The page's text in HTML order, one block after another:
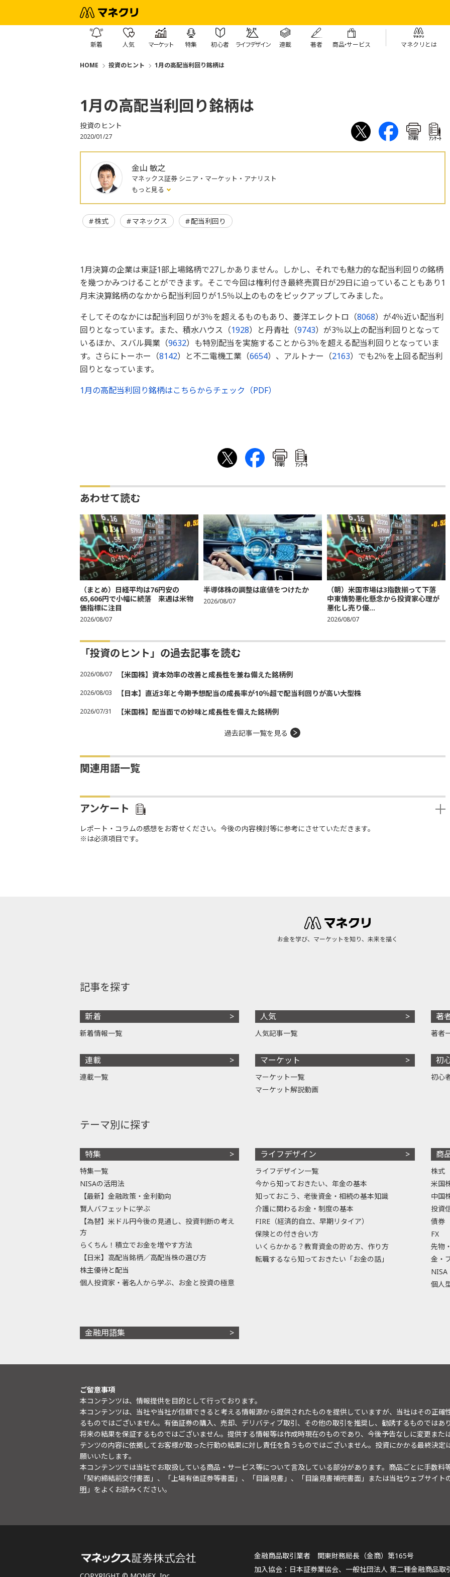
新着 人気 マーケット 特集 初心者 ライフデザイン 連載 著者 商品・サービス マネクリとは
HOME 投資のヒント 1月の高配当利回り銘柄は
1月の高配当利回り銘柄は
投資のヒント
2020/01/27 印刷 ｱﾝｹｰﾄ
金山 敏之
マネックス証券 シニア・マーケット・アナリスト
もっと見る
株式 マネックス 配当利回り
1月決算の企業は東証1部上場銘柄で27しかありません。しかし、それでも魅力的な配当利回りの銘柄
を幾つかみつけることができます。そこで今回は権利付き最終売買日が29日に迫っていることもあり1
月末決算銘柄のなかから配当利回りが1.5％以上のものをピックアップしてみました。
そしてそのなかには配当利回りが3％を超えるものもあり、菱洋エレクトロ（8068）が4％近い配当利
回りとなっています。また、積水ハウス（1928）と丹青社（9743）が3％以上の配当利回りとなって
いるほか、スバル興業（9632）も特別配当を実施することから3％を超える配当利回りとなっていま
す。さらにトーホー（8142）と不二電機工業（6654）、アルトナー（2163）でも2％を上回る配当利
回りとなっています。
1月の高配当利回り銘柄はこちらからチェック（PDF）
印刷 ｱﾝｹｰﾄ
あわせて読む
（まとめ）日経平均は76円安の
65,606円で小幅に続落 来週は米物
価指標に注目
2026/08/07
半導体株の調整は底値をつけたか
2026/08/07
（朝）米国市場は3指数揃って下落
中東情勢悪化懸念から投資家心理が
悪化し売り優...
2026/08/07
「投資のヒント」の過去記事を読む
2026/08/07 【米国株】資本効率の改善と成長性を兼ね備えた銘柄例
2026/08/03 【日本】直近3年と今期予想配当の成長率が10％超で配当利回りが高い大型株
2026/07/31 【米国株】配当面での妙味と成長性を備えた銘柄例
過去記事一覧を見る
関連用語一覧
アンケート
レポート・コラムの感想をお寄せください。今後の内容検討等に参考にさせていただきます。
※は必須項目です。
お金を学び、マーケットを知り、未来を描く
記事を探す
新着
新着情報一覧
連載
連載一覧
人気
人気記事一覧
マーケット
マーケット一覧
マーケット解説動画
著
著者
初
初心
テーマ別に探す
特集
特集一覧
NISAの活用法
【最新】金融政策・金利動向
賢人バフェットに学ぶ
【為替】米ドル円今後の見通し、投資判断の考え
方
らくちん！積立でお金を増やす方法
【日米】高配当銘柄／高配当株の選び方
株主優待と配当
個人投資家・著名人から学ぶ、お金と投資の極意
ライフデザイン
ライフデザイン一覧
今から知っておきたい、年金の基本
知っておこう、老後資金・相続の基本知識
介護に関わるお金・制度の基本
FIRE（経済的自立、早期リタイア）
保険との付き合い方
いくらかかる？教育資金の貯め方、作り方
転職するなら知っておきたい「お金の話」
商
株式
米国
中国
投資
債券
FX
先物
金・
NISA
個人
金融用語集
ご留意事項
本コンテンツは、情報提供を目的として行っております。
本コンテンツは、当社や当社が信頼できると考える情報源から提供されたものを提供していますが、当社はその正
るものではございません。有価証券の購入、売却、デリバティブ取引、その他の取引を推奨し、勧誘するものではあ
将来の結果を保証するものではございません。提供する情報等は作成時現在のものであり、今後予告なしに変更また
テンツの内容に依拠してお客様が取った行動の結果に対し責任を負うものではございません。投資にかかる最終決
願いいたします。
本コンテンツでは当社でお取扱している商品・サービス等について言及している部分があります。商品ごとに手数料
「契約締結前交付書面」、「上場有価証券等書面」、「目論見書」、「目論見書補完書面」または当社ウェブサイト
明 」をよくお読みください。
金融商品取引業者 関東財務局長（金商）第165号
日本証券業協会、一般社団法人 第二種金融商品取